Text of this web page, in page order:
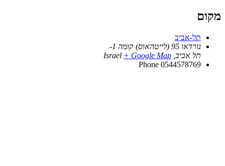
מקום
תל-אביב
נורדאו 95 (לייטהאוס) קומה 1-
תל אביב
Israel + Google Map
Phone 0544578769